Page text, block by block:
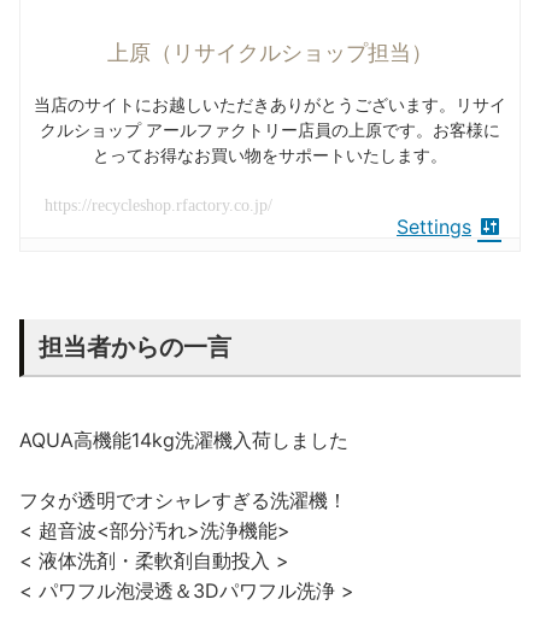
上原（リサイクルショップ担当）
当店のサイトにお越しいただきありがとうございます。リサイ
クルショップ アールファクトリー店員の上原です。お客様に
とってお得なお買い物をサポートいたします。
https://recycleshop.rfactory.co.jp/
Settings
担当者からの一言
AQUA高機能14kg洗濯機入荷しました
フタが透明でオシャレすぎる洗濯機！
< 超音波<部分汚れ>洗浄機能>
< 液体洗剤・柔軟剤自動投入 >
< パワフル泡浸透＆3Dパワフル洗浄 >